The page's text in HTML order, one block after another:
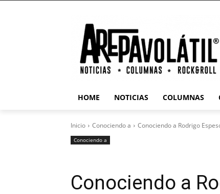
HOME NOTICIAS COLUMNAS
Inicio Conociendo a Conociendo a Rodrigo
Conociendo a
Conociendo a